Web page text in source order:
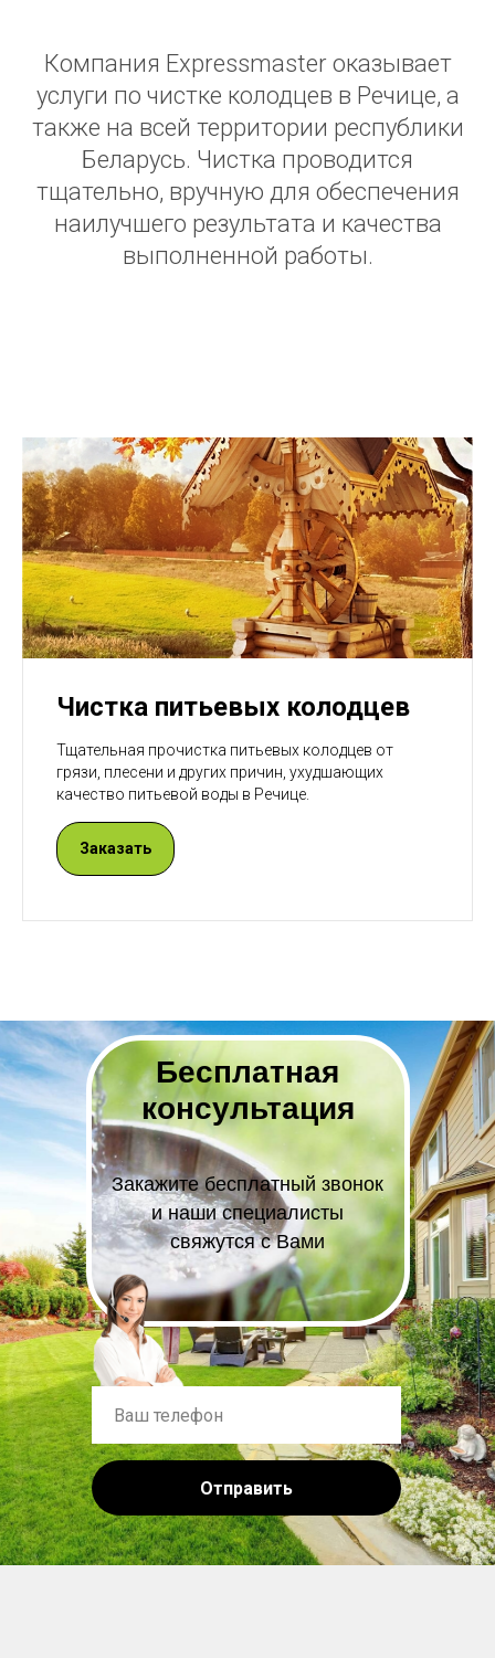
Компания Expressmaster оказывает
услуги по чистке колодцев в Речице, а
также на всей территории республики
Беларусь. Чистка проводится
тщательно, вручную для обеспечения
наилучшего результата и качества
выполненной работы.
Чистка питьевых колодцев
Тщательная прочистка питьевых колодцев от
грязи, плесени и других причин, ухудшающих
качество питьевой воды в Речице.
Заказать
Бесплатная
консультация
Закажите бесплатный звонок
и наши специалисты
свяжутся с Вами
Отправить